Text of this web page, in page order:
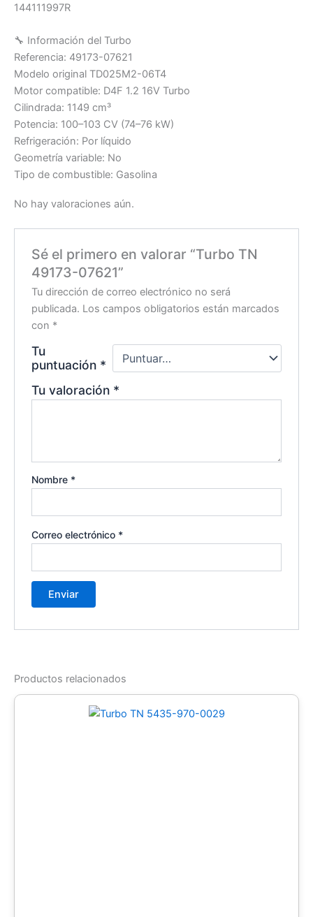
144111997R
🔧 Información del Turbo
Referencia: 49173-07621
Modelo original TD025M2-06T4
Motor compatible: D4F 1.2 16V Turbo
Cilindrada: 1149 cm³
Potencia: 100–103 CV (74–76 kW)
Refrigeración: Por líquido
Geometría variable: No
Tipo de combustible: Gasolina
No hay valoraciones aún.
Sé el primero en valorar “Turbo TN
49173-07621”
Tu dirección de correo electrónico no será
publicada. Los campos obligatorios están marcados
con *
Tu
puntuación *
Tu valoración *
Nombre *
Correo electrónico *
Productos relacionados